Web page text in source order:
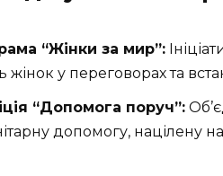
“Жінки за мир”:
жінок у переговорах та
“Допомога поруч”:
допомогу, націлену